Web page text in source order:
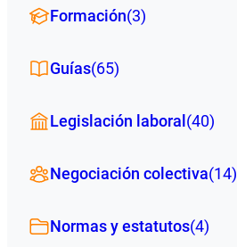
Formación(3)
Guías(65)
Legislación laboral (40)
Negociación colectiva(14)
Normas y estatutos(4)